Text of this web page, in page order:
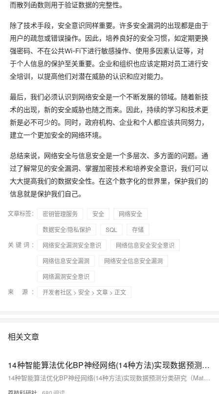
而散列函数则用于验证数据的完整性。
除了技术手段，安全意识同样重要。许多安全漏洞的出现都是由于
用户的疏忽或错误操作。因此，培养良好的安全习惯，如定期更换
强密码、不在公共Wi-Fi下进行敏感操作、使用多因素认证等，对
于个人信息的保护至关重要。企业和组织也应该定期对员工进行安
全培训，以提高他们对潜在威胁的认识和应对能力。
最后，我们必须认识到网络安全是一个不断发展的领域。随着新技
术的出现，新的安全威胁也随之而来。因此，持续的学习和技术更
新是必不可少的。同时，政府机构、企业和个人都应该共同努力，
建立一个更加安全的网络环境。
总结来说，网络安全与信息安全是一个多层次、多方面的问题。通
过了解常见的安全漏洞、掌握加密技术和培养安全意识，我们可以
大大提高我们的数据安全性。在这个数字化的世界里，保护我们的
信息就是保护我们自己。
文章标签： 密钥管理服务 安全
网络安全
数据安全/隐私保护
SQL
存储
关键词：
网络安全漏洞安全意识
网络信息安全安全意识
网络信息安全漏洞
网络安全信息安全漏洞
网络漏洞安全意识
来 源：
开发者社区 > 安全 > 文章 > 正文
相关文章
14种智能算法优化BP神经网络(14种方法)实现数据预测分类研究（Matlab代码实现）
14种智能算法优化BP神经网络(14种方法)实现数据预测分类研究（Matlab代码实现）